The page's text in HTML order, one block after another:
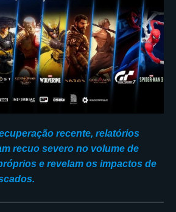
recente, relatórios
recuo severo no volume de
e revelam os impactos de